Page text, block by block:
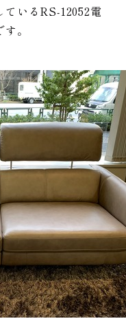
いるRS-12052電
。